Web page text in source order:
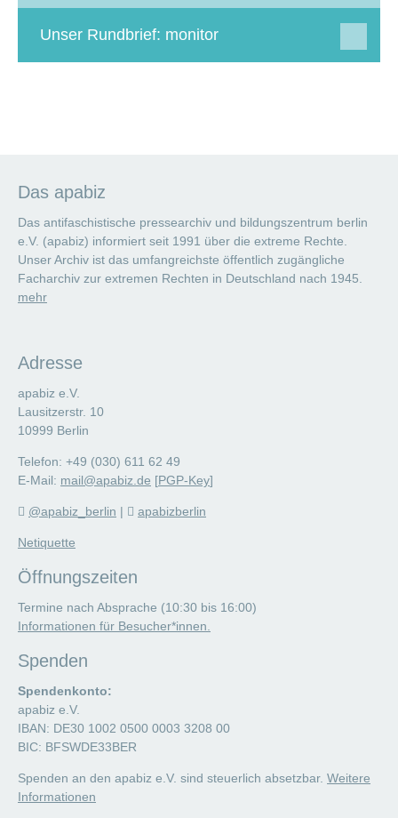
Unser Rundbrief: monitor
Das apabiz
Das antifaschistische pressearchiv und bildungszentrum berlin
e.V. (apabiz) informiert seit 1991 über die extreme Rechte.
Unser Archiv ist das umfangreichste öffentlich zugängliche
Facharchiv zur extremen Rechten in Deutschland nach 1945.
mehr
Adresse
apabiz e.V.
Lausitzerstr. 10
10999 Berlin
Telefon: +49 (030) 611 62 49
E-Mail: mail@apabiz.de [PGP-Key]
@apabiz_berlin | apabizberlin
Netiquette
Öffnungszeiten
Termine nach Absprache (10:30 bis 16:00)
Informationen für Besucher*innen.
Spenden
Spendenkonto:
apabiz e.V.
IBAN: DE30 1002 0500 0003 3208 00
BIC: BFSWDE33BER
Spenden an den apabiz e.V. sind steuerlich absetzbar. Weitere
Informationen